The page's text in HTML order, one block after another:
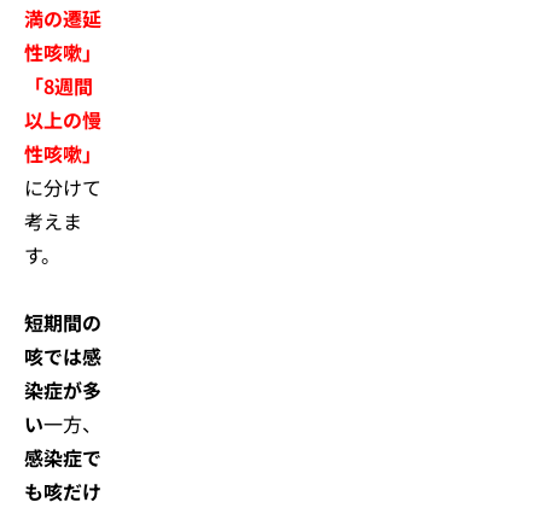
満の遷延
性咳嗽」
「8週間
以上の慢
性咳嗽」
に分けて
考えま
す。
短期間の
咳では感
染症が多
い一方、
感染症で
も咳だけ